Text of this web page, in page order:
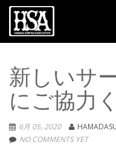
新しいサ
にご協力
6月 05, 2020
NO COMMENTS YET